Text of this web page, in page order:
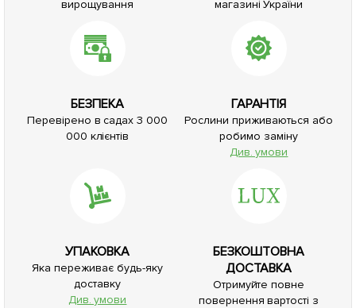
вирощування магазині України
БЕЗПЕКА
Перевірено в садах 3 000
000 клієнтів
ГАРАНТІЯ
Рослини приживаються або
робимо заміну
Див. умови
УПАКОВКА
Яка переживає будь-яку
доставку
Див. умови
БЕЗКОШТОВНА
ДОСТАВКА
Отримуйте повне
повернення вартості з